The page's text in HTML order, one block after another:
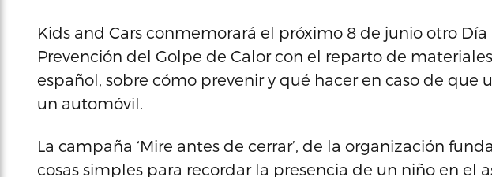
Kids and Cars conmemorará el próximo 8 de junio otro
Prevención del Golpe de Calor con el reparto de
español, sobre cómo prevenir y qué hacer en caso de que
un automóvil.
La campaña ‘Mire antes de cerrar’, de la organización
cosas simples para recordar la presencia de un niño en el